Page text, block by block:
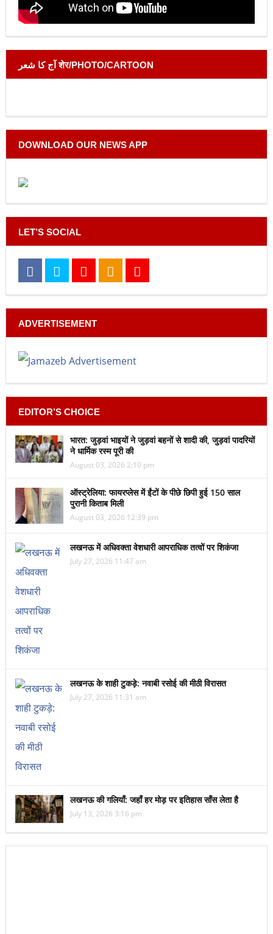
آج کا شعر शेर/PHOTO/CARTOON
DOWNLOAD OUR NEWS APP
LET’S SOCIAL
ADVERTISEMENT
EDITOR’S CHOICE
भारत: जुड़वां भाइयों ने जुड़वां बहनों से शादी की, जुड़वां पादरियों
ने धार्मिक रस्म पूरी की
August 03, 2026 2:10 pm
ऑस्ट्रेलिया: फायरप्लेस में ईंटों के पीछे छिपी हुई 150 साल
पुरानी किताब मिली
August 03, 2026 12:39 pm
लखनऊ में अधिवक्ता वेशधारी आपराधिक तत्वों पर शिकंजा
July 27, 2026 11:47 am
लखनऊ के शाही टुकड़े: नवाबी रसोई की मीठी विरासत
July 27, 2026 11:31 am
लखनऊ की गलियाँ: जहाँ हर मोड़ पर इतिहास साँस लेता है
July 13, 2026 3:16 pm